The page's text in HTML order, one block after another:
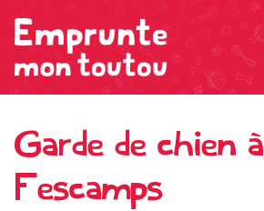
Garde de chien à
Fescamps